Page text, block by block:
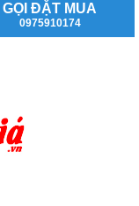
GỌI ĐẶT MUA
0975910174